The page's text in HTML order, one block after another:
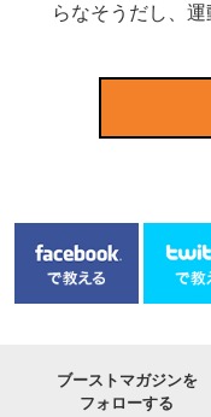
らなそうだし、運
ブーストマガジンを
フォローする